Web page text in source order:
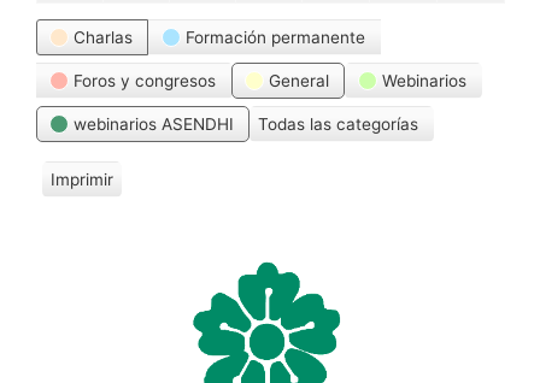
octubre,
2021
octubre,
2021
octubre,
2021
octubre,
2021
octubre,
2021 2021
Categorías
Charlas Formación permanente
Foros y congresos General Webinarios
webinarios ASENDHI Todas las categorías
Imprimir
V